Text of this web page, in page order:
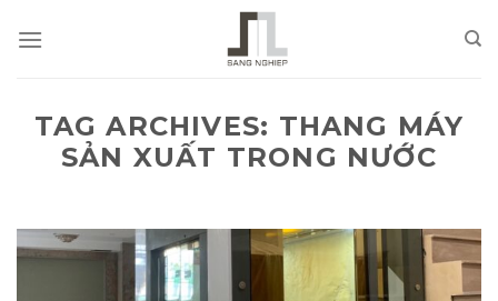
TAG ARCHIVES: THANG MÁY
SẢN XUẤT TRONG NƯỚC